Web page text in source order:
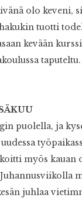
olo keveni,
tuotti
kevään
taputeltu.
puolella, ja
myös
juhlaa